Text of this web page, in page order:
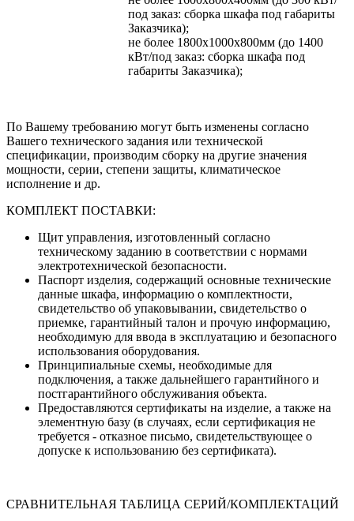
под заказ: сборка шкафа под габариты
Заказчика);
не более 1800х1000х800мм (до 1400
кВт/под заказ: сборка шкафа под
габариты Заказчика);
По Вашему требованию могут быть изменены согласно
Вашего технического задания или технической
спецификации, производим сборку на другие значения
мощности, серии, степени защиты, климатическое
исполнение и др.
КОМПЛЕКТ ПОСТАВКИ:
Щит управления, изготовленный согласно
техническому заданию в соответствии с нормами
электротехнической безопасности.
Паспорт изделия, содержащий основные технические
данные шкафа, информацию о комплектности,
свидетельство об упаковывании, свидетельство о
приемке, гарантийный талон и прочую информацию,
необходимую для ввода в эксплуатацию и безопасного
использования оборудования.
Принципиальные схемы, необходимые для
подключения, а также дальнейшего гарантийного и
постгарантийного обслуживания объекта.
Предоставляются сертификаты на изделие, а также на
элементную базу (в случаях, если сертификация не
требуется - отказное письмо, свидетельствующее о
допуске к использованию без сертификата).
СРАВНИТЕЛЬНАЯ ТАБЛИЦА СЕРИЙ/КОМПЛЕКТАЦИЙ